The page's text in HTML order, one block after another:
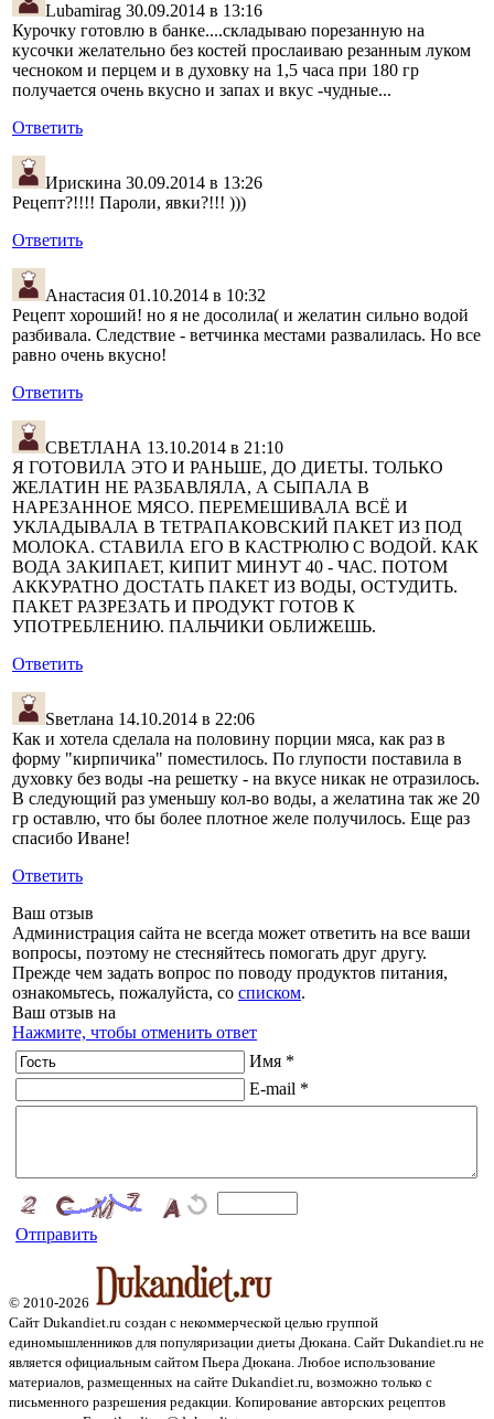
Lubamirag 30.09.2014 в 13:16
Курочку готовлю в банке....складываю порезанную на
кусочки желательно без костей прослаиваю резанным луком
чесноком и перцем и в духовку на 1,5 часа при 180 гр
получается очень вкусно и запах и вкус -чудные...
Ответить
Ирискина 30.09.2014 в 13:26
Рецепт?!!!! Пароли, явки?!!! )))
Ответить
Анастасия 01.10.2014 в 10:32
Рецепт хороший! но я не досолила( и желатин сильно водой
разбивала. Следствие - ветчинка местами развалилась. Но все
равно очень вкусно!
Ответить
СВЕТЛАНА 13.10.2014 в 21:10
Я ГОТОВИЛА ЭТО И РАНЬШЕ, ДО ДИЕТЫ. ТОЛЬКО
ЖЕЛАТИН НЕ РАЗБАВЛЯЛА, А СЫПАЛА В
НАРЕЗАННОЕ МЯСО. ПЕРЕМЕШИВАЛА ВСЁ И
УКЛАДЫВАЛА В ТЕТРАПАКОВСКИЙ ПАКЕТ ИЗ ПОД
МОЛОКА. СТАВИЛА ЕГО В КАСТРЮЛЮ С ВОДОЙ. КАК
ВОДА ЗАКИПАЕТ, КИПИТ МИНУТ 40 - ЧАС. ПОТОМ
АККУРАТНО ДОСТАТЬ ПАКЕТ ИЗ ВОДЫ, ОСТУДИТЬ.
ПАКЕТ РАЗРЕЗАТЬ И ПРОДУКТ ГОТОВ К
УПОТРЕБЛЕНИЮ. ПАЛЬЧИКИ ОБЛИЖЕШЬ.
Ответить
Sветлана 14.10.2014 в 22:06
Как и хотела сделала на половину порции мяса, как раз в
форму "кирпичика" поместилось. По глупости поставила в
духовку без воды -на решетку - на вкусе никак не отразилось.
В следующий раз уменьшу кол-во воды, а желатина так же 20
гр оставлю, что бы более плотное желе получилось. Еще раз
спасибо Иване!
Ответить
Ваш отзыв
Администрация сайта не всегда может ответить на все ваши
вопросы, поэтому не стесняйтесь помогать друг другу.
Прежде чем задать вопрос по поводу продуктов питания,
ознакомьтесь, пожалуйста, со списком.
Ваш отзыв на
Нажмите, чтобы отменить ответ
Имя *
E-mail *
Отправить
© 2010-2026
Сайт Dukandiet.ru создан с некоммерческой целью группой
единомышленников для популяризации диеты Дюкана. Сайт Dukandiet.ru не
является официальным сайтом Пьера Дюкана. Любое использование
материалов, размещенных на сайте Dukandiet.ru, возможно только с
письменного разрешения редакции. Копирование авторских рецептов